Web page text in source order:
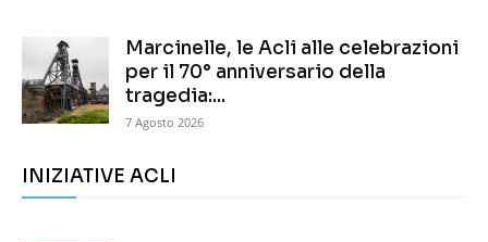
Marcinelle, le Acli alle celebrazioni
per il 70° anniversario della
tragedia:...
7 Agosto 2026
INIZIATIVE ACLI